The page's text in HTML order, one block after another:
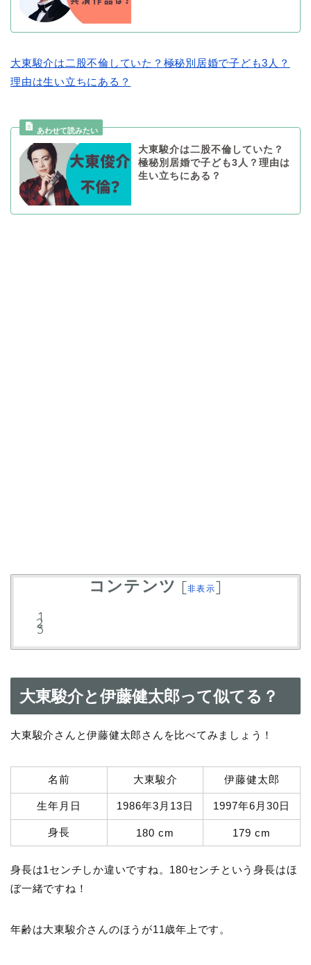
大東駿介は二股不倫していた？極秘別居婚で子ども3人？
理由は生い立ちにある？
大東駿介は二股不倫していた？
極秘別居婚で子ども3人？理由は
生い立ちにある？
コンテンツ [非表示]
大東駿介と伊藤健太郎って似てる？
大東駿介さんと伊藤健太郎さんを比べてみましょう！
名前 大東駿介 伊藤健太郎
生年月日 1986年3月13日 1997年6月30日
身長 180 cm 179 cm
身長は1センチしか違いですね。180センチという身長はほ
ぼ一緒ですね！
年齢は大東駿介さんのほうが11歳年上です。